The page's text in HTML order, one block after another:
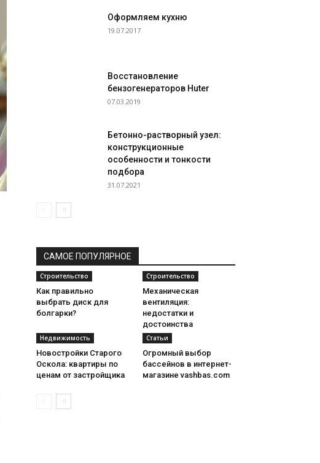
Оформляем кухню
19.07.2017
Восстановление
бензогенераторов Huter
07.03.2019
Бетонно-растворный узел:
конструкционные
особенности и тонкости
подбора
31.07.2021
САМОЕ ПОПУЛЯРНОЕ
Строительство
Как правильно
выбрать диск для
болгарки?
Строительство
Механическая
вентиляция:
недостатки и
достоинства
Недвижимость
Новостройки Старого
Оскола: квартиры по
ценам от застройщика
Статьи
Огромный выбор
бассейнов в интернет-
магазине vashbas.com